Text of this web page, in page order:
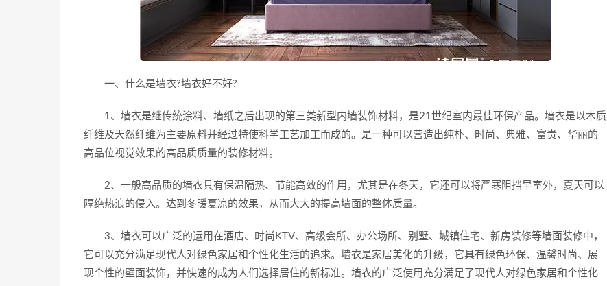
一、什么是墙衣?墙衣好不好?
1、墙衣是继传统涂料、墙纸之后出现的第三类新型内墙装饰材料，是21世纪室内最佳环保产品。墙衣是以木质
纤维及天然纤维为主要原料并经过特使科学工艺加工而成的。是一种可以营造出纯朴、时尚、典雅、富贵、华丽的
高品位视觉效果的高品质质量的装修材料。
2、一般高品质的墙衣具有保温隔热、节能高效的作用，尤其是在冬天，它还可以将严寒阻挡早室外，夏天可以
隔绝热浪的侵入。达到冬暖夏凉的效果，从而大大的提高墙面的整体质量。
3、墙衣可以广泛的运用在酒店、时尚KTV、高级会所、办公场所、别墅、城镇住宅、新房装修等墙面装修中，
它可以充分满足现代人对绿色家居和个性化生活的追求。墙衣是家居美化的升级，它具有绿色环保、温馨时尚、展
现个性的壁面装饰，并快速的成为人们选择居住的新标准。墙衣的广泛使用充分满足了现代人对绿色家居和个性化